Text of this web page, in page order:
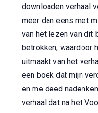
downloaden verhaal
meer dan eens met
van het lezen van dit
betrokken, waardoor
uitmaakt van het
een boek dat mijn
en me deed
verhaal dat na het